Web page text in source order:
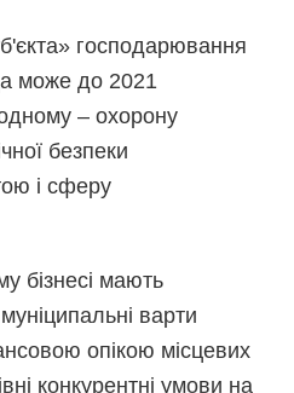
господарювання
може до 2021
– охорону
безпеки
і сферу
бізнесі мають
варти
опікою місцевих
конкурентні умови на